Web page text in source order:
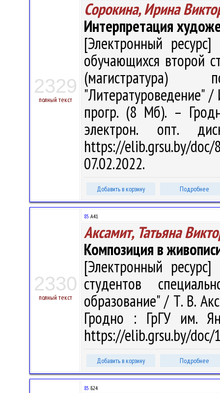
2329
полный текст
Сорокина, Ирина
Интерпретация
[Электронный
обучающихся второй
"Литературоведение" /
прогр. (8 Мб). –
электрон. опт.
https://elib.grsu.by/
07.02.2022.
Добавить в корзину Подробнее
2330
полный текст
85 А41
Аксамит, Татьяна
Композиция в
[Электронный
студентов
образование" / Т. В.
Гродно : ГрГУ им.
https://elib.grsu.by/
Добавить в корзину Подробнее
85 Б24